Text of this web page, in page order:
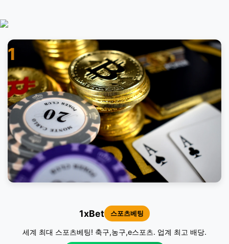
1
1xBet 스포츠베팅
세계 최대 스포츠베팅! 축구,농구,e스포츠. 업계 최고 배당.